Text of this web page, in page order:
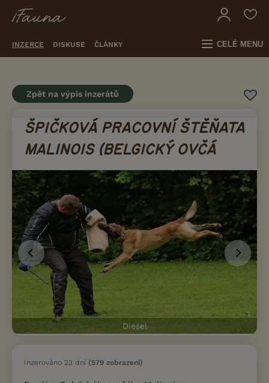
INZERCE DISKUSE ČLÁNKY CELÉ MENU
Zpět na výpis inzerátů
Inzerováno 23 dní (579 zobrazení)
ŠPIČKOVÁ PRACOVNÍ ŠTĚŇATA
MALINOIS (BELGICKÝ OVČÁ
Diesel